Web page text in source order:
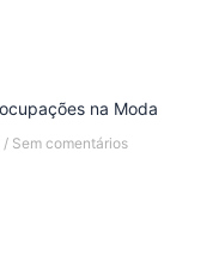
na Moda
Sem comentários